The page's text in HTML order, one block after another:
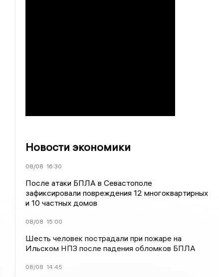
Новости экономики
08/08 16:30
После атаки БПЛА в Севастополе
зафиксировали повреждения 12 многоквартирных
и 10 частных домов
08/08 15:00
Шесть человек пострадали при пожаре на
Ильском НПЗ после падения обломков БПЛА
08/08 14:45